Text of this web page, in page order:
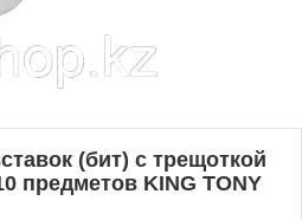
(бит) с трещоткой
предметов KING TONY